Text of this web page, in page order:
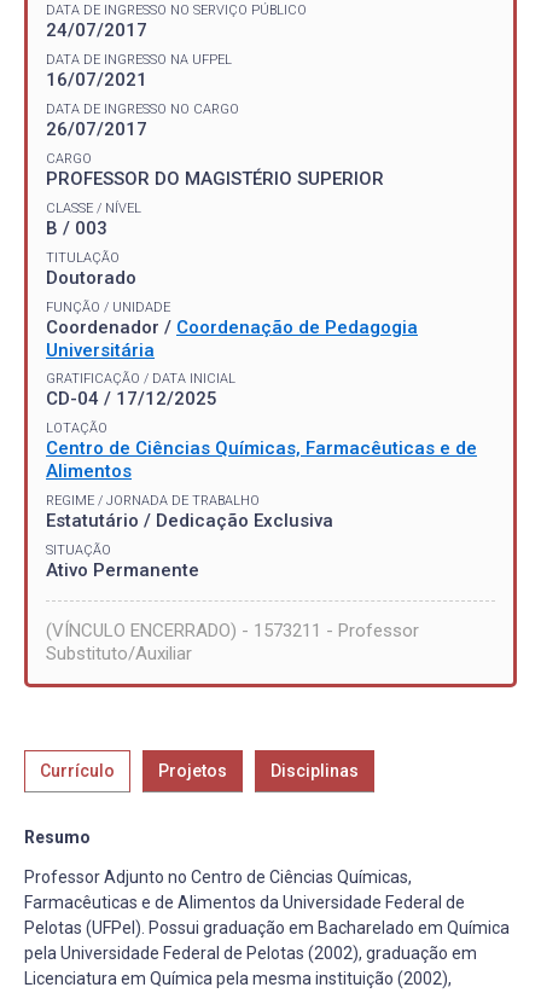
DATA DE INGRESSO NO SERVIÇO PÚBLICO
24/07/2017
DATA DE INGRESSO NA UFPEL
16/07/2021
DATA DE INGRESSO NO CARGO
26/07/2017
CARGO
PROFESSOR DO MAGISTÉRIO SUPERIOR
CLASSE / NÍVEL
B / 003
TITULAÇÃO
Doutorado
FUNÇÃO / UNIDADE
Coordenador / Coordenação de Pedagogia
Universitária
GRATIFICAÇÃO / DATA INICIAL
CD-04 / 17/12/2025
LOTAÇÃO
Centro de Ciências Químicas, Farmacêuticas e de
Alimentos
REGIME / JORNADA DE TRABALHO
Estatutário / Dedicação Exclusiva
SITUAÇÃO
Ativo Permanente
(VÍNCULO ENCERRADO) - 1573211 - Professor
Substituto/Auxiliar
Currículo Projetos Disciplinas
Resumo
Professor Adjunto no Centro de Ciências Químicas,
Farmacêuticas e de Alimentos da Universidade Federal de
Pelotas (UFPel). Possui graduação em Bacharelado em Química
pela Universidade Federal de Pelotas (2002), graduação em
Licenciatura em Química pela mesma instituição (2002),